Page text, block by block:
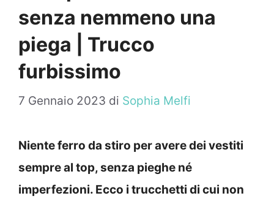
senza nemmeno una
piega | Trucco
furbissimo
7 Gennaio 2023 di Sophia Melfi
Niente ferro da stiro per avere dei vestiti
sempre al top, senza pieghe né
imperfezioni. Ecco i trucchetti di cui non